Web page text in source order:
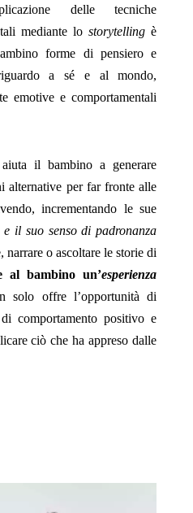
delle tecniche
mediante lostorytelling è
forme di pensiero e
a sé e al mondo,
emotive e comportamentali
il bambino a generare
alternative per far fronte alle
incrementando le sue
il suo senso di padronanza
narrare o ascoltare le storie di
al bambino un’esperienza
solo offre l’opportunità di
comportamento positivo e
ciò che ha appreso dalle